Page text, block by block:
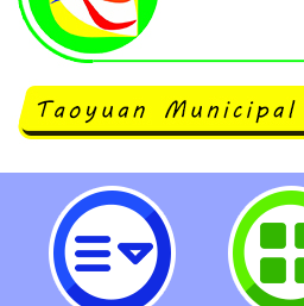
neilrpjhstyc網站